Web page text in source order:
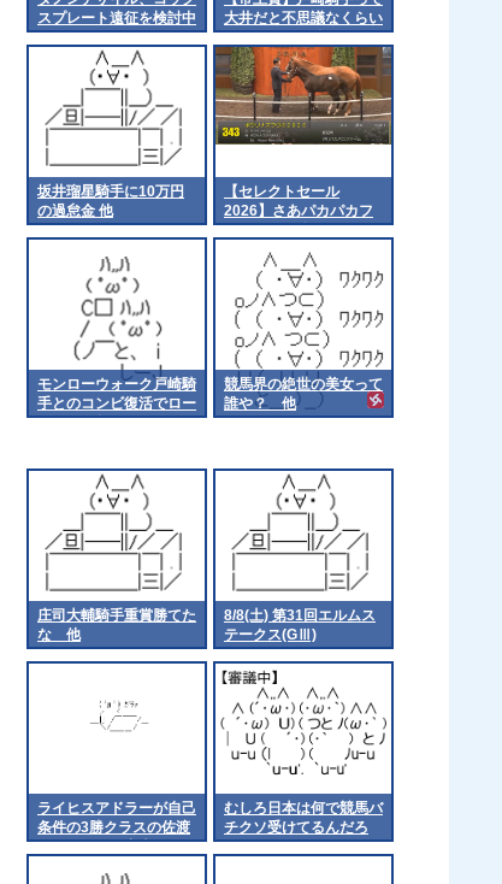
スプレート遠征を検討中
大井だと不思議なくらい
巧いわよね 他
坂井瑠星騎手に10万円
の過怠金 他
【セレクトセール
2026】さあパカパカフ
ァームだ 他
モンローウォーク戸崎騎
手とのコンビ復活でロー
ズSへ 他
競馬界の絶世の美女って
誰や？ 他
庄司大輔騎手重賞勝てた
な 他
8/8(土) 第31回エルムス
テークス(GⅢ)
ライヒスアドラーが自己
条件の3勝クラスの佐渡
ステークスに出走
むしろ日本は何で競馬バ
チクソ受けてるんだろ